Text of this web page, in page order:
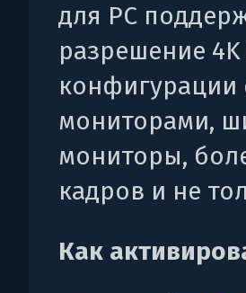
для PC
разрешение
конфигурации
мониторами,
мониторы,
кадров и не
Как